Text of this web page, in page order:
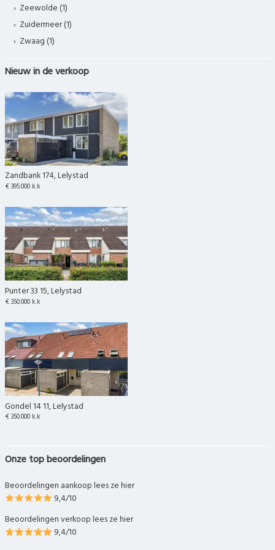
Zeewolde (1)
Zuidermeer (1)
Zwaag (1)
Nieuw in de verkoop
Zandbank 174, Lelystad
€ 395.000 k.k
Punter 33 15, Lelystad
€ 350.000 k.k
Gondel 14 11, Lelystad
€ 350.000 k.k
Onze top beoordelingen
Beoordelingen aankoop lees ze hier
9,4/10
Beoordelingen verkoop lees ze hier
9,4/10